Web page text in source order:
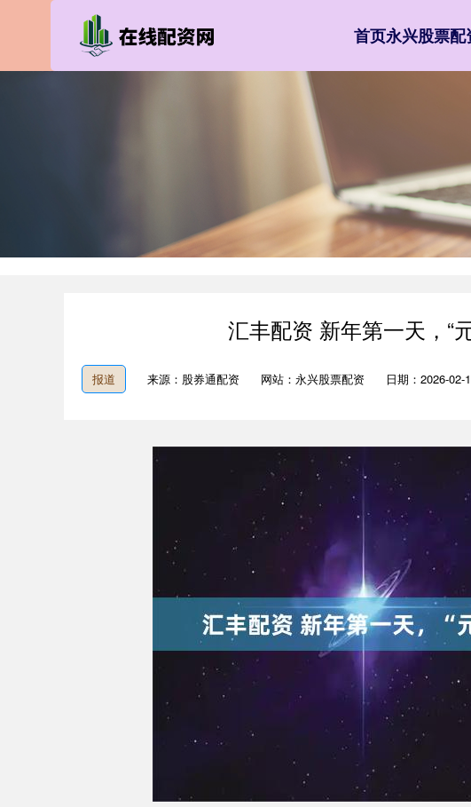
首页永兴股票配
汇丰配资 新年第一天，“
报道 来源：股券通配资 网站：永兴股票配资 日期：2026-02-
200.89 1.42%